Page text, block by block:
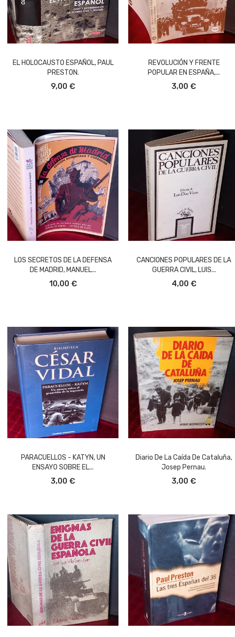
EL HOLOCAUSTO ESPAÑOL, PAUL
PRESTON.
9,00 €
REVOLUCIÓN Y FRENTE
POPULAR EN ESPAÑA,...
3,00 €
LOS SECRETOS DE LA DEFENSA
DE MADRID, MANUEL...
10,00 €
CANCIONES POPULARES DE LA
GUERRA CIVIL, LUIS...
4,00 €
PARACUELLOS - KATYN, UN
ENSAYO SOBRE EL...
3,00 €
Diario De La Caída De Cataluña,
Josep Pernau.
3,00 €